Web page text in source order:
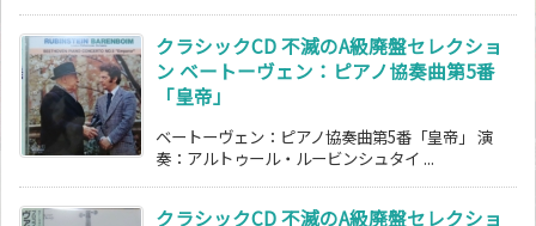
クラシックCD 不滅のA級廃盤セレクショ
ン ベートーヴェン：ピアノ協奏曲第5番
「皇帝」
ベートーヴェン：ピアノ協奏曲第5番「皇帝」 演
奏：アルトゥール・ルービンシュタイ ...
クラシックCD 不滅のA級廃盤セレクショ